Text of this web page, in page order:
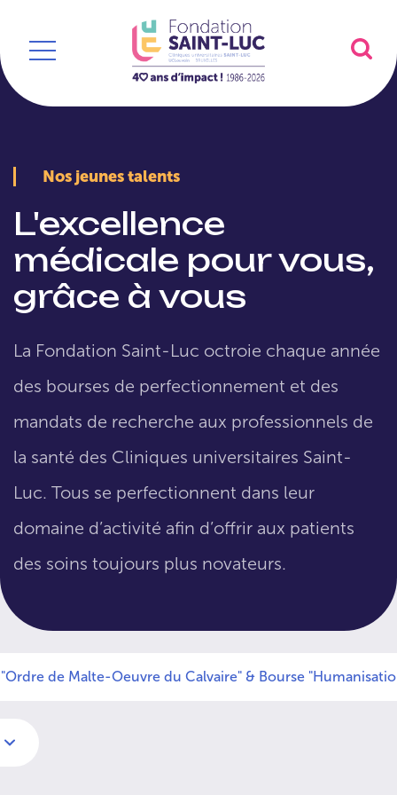
Nos jeunes talents
L'excellence
médicale pour vous,
grâce à vous
La Fondation Saint-Luc octroie chaque année
des bourses de perfectionnement et des
mandats de recherche aux professionnels de
la santé des Cliniques universitaires Saint-
Luc. Tous se perfectionnent dans leur
domaine d’activité afin d’offrir aux patients
des soins toujours plus novateurs.
de Malte-Oeuvre du Calvaire" & Bourse